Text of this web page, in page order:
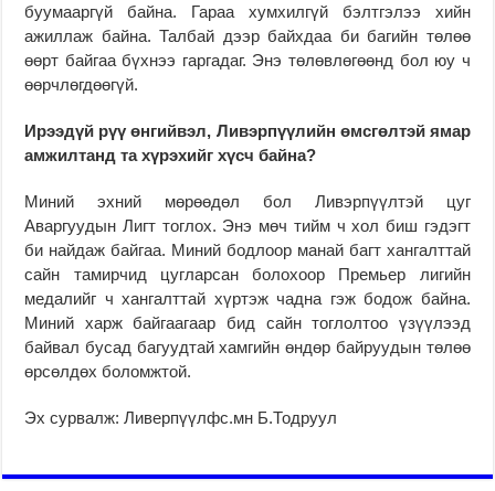
буумааргүй байна. Гараа хумхилгүй бэлтгэлээ хийн
ажиллаж байна. Талбай дээр байхдаа би багийн төлөө
өөрт байгаа бүхнээ гаргадаг. Энэ төлөвлөгөөнд бол юу ч
өөрчлөгдөөгүй.
Ирээдүй рүү өнгийвэл, Ливэрпүүлийн өмсгөлтэй ямар
амжилтанд та хүрэхийг хүсч байна?
Миний эхний мөрөөдөл бол Ливэрпүүлтэй цуг
Аваргуудын Лигт тоглох. Энэ мөч тийм ч хол биш гэдэгт
би найдаж байгаа. Миний бодлоор манай багт хангалттай
сайн тамирчид цугларсан болохоор Премьер лигийн
медалийг ч хангалттай хүртэж чадна гэж бодож байна.
Миний харж байгаагаар бид сайн тоглолтоо үзүүлээд
байвал бусад багуудтай хамгийн өндөр байруудын төлөө
өрсөлдөх боломжтой.
Эх сурвалж: Ливерпүүлфс.мн Б.Тодруул